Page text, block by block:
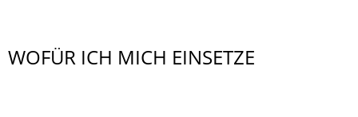
WOFÜR ICH MICH EINSETZE